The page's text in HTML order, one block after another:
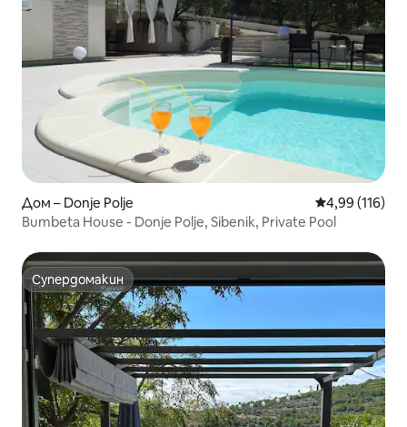
Дом – Donje Polje Средна
4,99 (116)
Bumbeta House - Donje Polje, Sibenik, Private Pool
Супердомакин
Супердомакин